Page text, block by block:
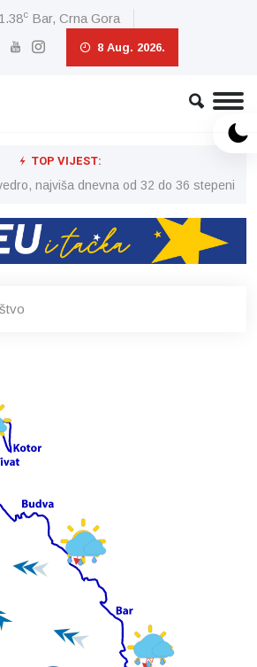
c Bar, Crna Gora
8 Aug. 2026.
TOP VIJEST:
najviša dnevna od 32 do 36 stepeni